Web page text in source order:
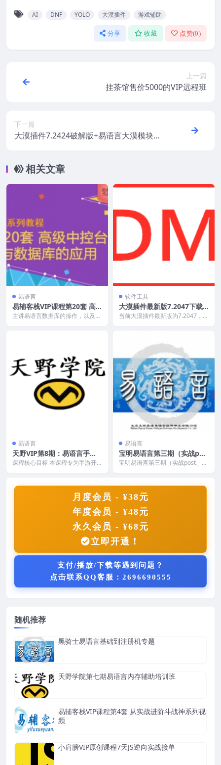
AI DNF YOLO 大漠插件 游戏辅助
分享 收藏 点赞(0)
上一篇
挂茶馆售价5000的VIP远程班
下一篇
大漠插件7.2424破解版+易语言大漠模块中
相关文章
易语言
易辅客栈VIP课程第20套 高
级中控台与数据库的应用
主讲易语言数据库的操作，以及数
软件工具
大漠插件最新版7.2047下载
（含大漠绑定测试工具）
当前大漠插件最新版为7.2047，本
易语言
天野VIP第8期：易语言手游
模拟器半内存脚本培训班
课程核心目标 本课程专为手游开
易语言
宝明易语言第三期（实战pos
t、多线程、移动端）系列培
宝明易语言第三期（实战post、多
月度会员 - ¥38元
年度会员 - ¥48元
永久会员 - ¥68元
立即开通！
支付/播放/下载等遇到问题？
点击联系QQ客服：2696690555
随机推荐
黑骑士易语言基础到注册机专题
天野学院第七期易语言内存辅助培训班
易辅客栈VIP课程第4套 从实战进阶斗战神系列视
频
小肩膀VIP原创课程7天JS逆向实战接单